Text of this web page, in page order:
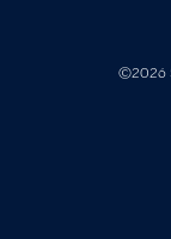
©2026